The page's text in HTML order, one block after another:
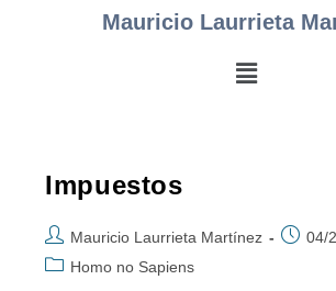
Mauricio Laurrieta
Impuestos
Mauricio Laurrieta Martínez
04/
Homo no Sapiens